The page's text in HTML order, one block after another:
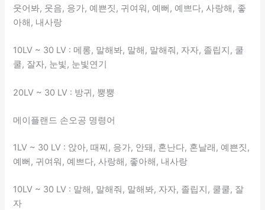
웃어봐, 웃음, 응가, 예쁜짓, 귀여워, 예뻐, 예쁘다, 사랑해, 좋
아해, 내사랑
10LV ~ 30 LV : 메롱, 말해봐, 말해, 말해줘, 자자, 졸립지, 쿨
쿨, 잘자, 눈빛, 눈빛연기
20LV ~ 30 LV : 방귀, 뿡뿡
메이플랜드 손오공 명령어
1LV ~ 30 LV : 앉아, 때찌, 응가, 안돼, 혼난다, 혼날래, 예쁜짓,
예뻐, 귀여워, 예쁘다, 사랑해, 좋아해, 내사랑
10LV ~ 30 LV : 말해, 말해줘, 말해봐, 자자, 졸립지, 쿨쿨, 잘
자